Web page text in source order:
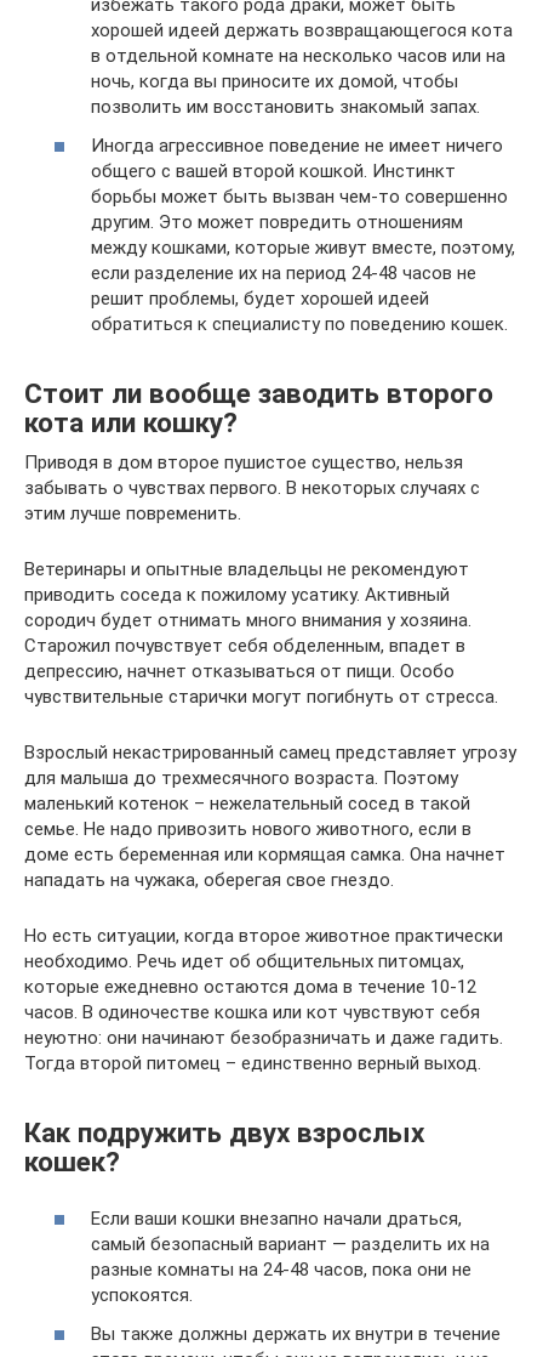
избежать такого рода драки, может быть
хорошей идеей держать возвращающегося кота
в отдельной комнате на несколько часов или на
ночь, когда вы приносите их домой, чтобы
позволить им восстановить знакомый запах.
Иногда агрессивное поведение не имеет ничего
общего с вашей второй кошкой. Инстинкт
борьбы может быть вызван чем-то совершенно
другим. Это может повредить отношениям
между кошками, которые живут вместе, поэтому,
если разделение их на период 24-48 часов не
решит проблемы, будет хорошей идеей
обратиться к специалисту по поведению кошек.
Стоит ли вообще заводить второго
кота или кошку?
Приводя в дом второе пушистое существо, нельзя
забывать о чувствах первого. В некоторых случаях с
этим лучше повременить.
Ветеринары и опытные владельцы не рекомендуют
приводить соседа к пожилому усатику. Активный
сородич будет отнимать много внимания у хозяина.
Старожил почувствует себя обделенным, впадет в
депрессию, начнет отказываться от пищи. Особо
чувствительные старички могут погибнуть от стресса.
Взрослый некастрированный самец представляет угрозу
для малыша до трехмесячного возраста. Поэтому
маленький котенок – нежелательный сосед в такой
семье. Не надо привозить нового животного, если в
доме есть беременная или кормящая самка. Она начнет
нападать на чужака, оберегая свое гнездо.
Но есть ситуации, когда второе животное практически
необходимо. Речь идет об общительных питомцах,
которые ежедневно остаются дома в течение 10-12
часов. В одиночестве кошка или кот чувствуют себя
неуютно: они начинают безобразничать и даже гадить.
Тогда второй питомец – единственно верный выход.
Как подружить двух взрослых
кошек?
Если ваши кошки внезапно начали драться,
самый безопасный вариант — разделить их на
разные комнаты на 24-48 часов, пока они не
успокоятся.
Вы также должны держать их внутри в течение